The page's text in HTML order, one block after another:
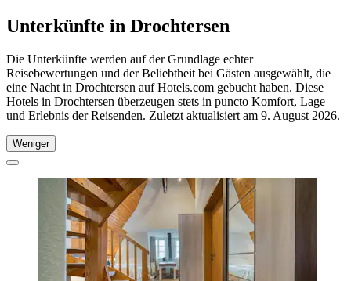
Unterkünfte in Drochtersen
Die Unterkünfte werden auf der Grundlage echter
Reisebewertungen und der Beliebtheit bei Gästen ausgewählt, die
eine Nacht in Drochtersen auf Hotels.com gebucht haben. Diese
Hotels in Drochtersen überzeugen stets in puncto Komfort, Lage
und Erlebnis der Reisenden. Zuletzt aktualisiert am 9. August 2026.
Weniger